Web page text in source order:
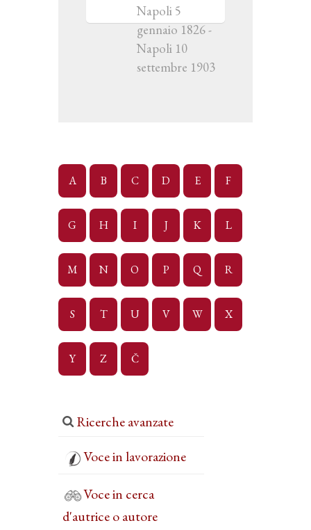
Napoli 5
gennaio 1826 -
Napoli 10
settembre 1903
A B C D E F
G H I J K L
M N O P Q R
S T U V W X
Y Z Č
Ricerche avanzate
Voce in lavorazione
Voce in cerca
d'autrice o autore